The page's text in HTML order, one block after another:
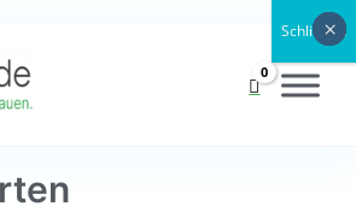
×
×
×
×
×
Schließen
×
×
×